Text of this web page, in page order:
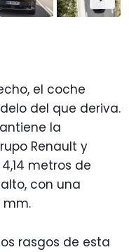
el coche
del que deriva.
la
Renault y
metros de
alto, con una
mm.
rasgos de esta